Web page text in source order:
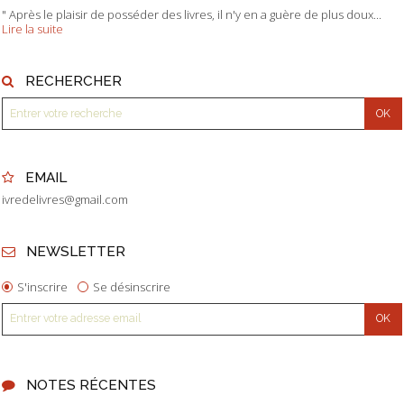
" Après le plaisir de posséder des livres, il n'y en a guère de plus doux...
Lire la suite
RECHERCHER
EMAIL
ivredelivres@gmail.com
NEWSLETTER
S'inscrire Se désinscrire
NOTES RÉCENTES